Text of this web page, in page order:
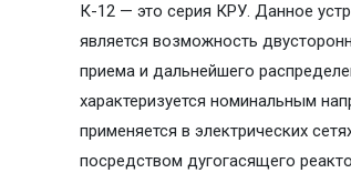
К-12 — это серия КРУ. Данное
является возможность
приема и дальнейшего
характеризуется номинальным
применяется в электрических
посредством дугогасящего